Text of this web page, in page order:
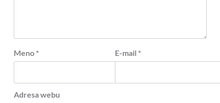
Meno * E-mail *
Adresa webu